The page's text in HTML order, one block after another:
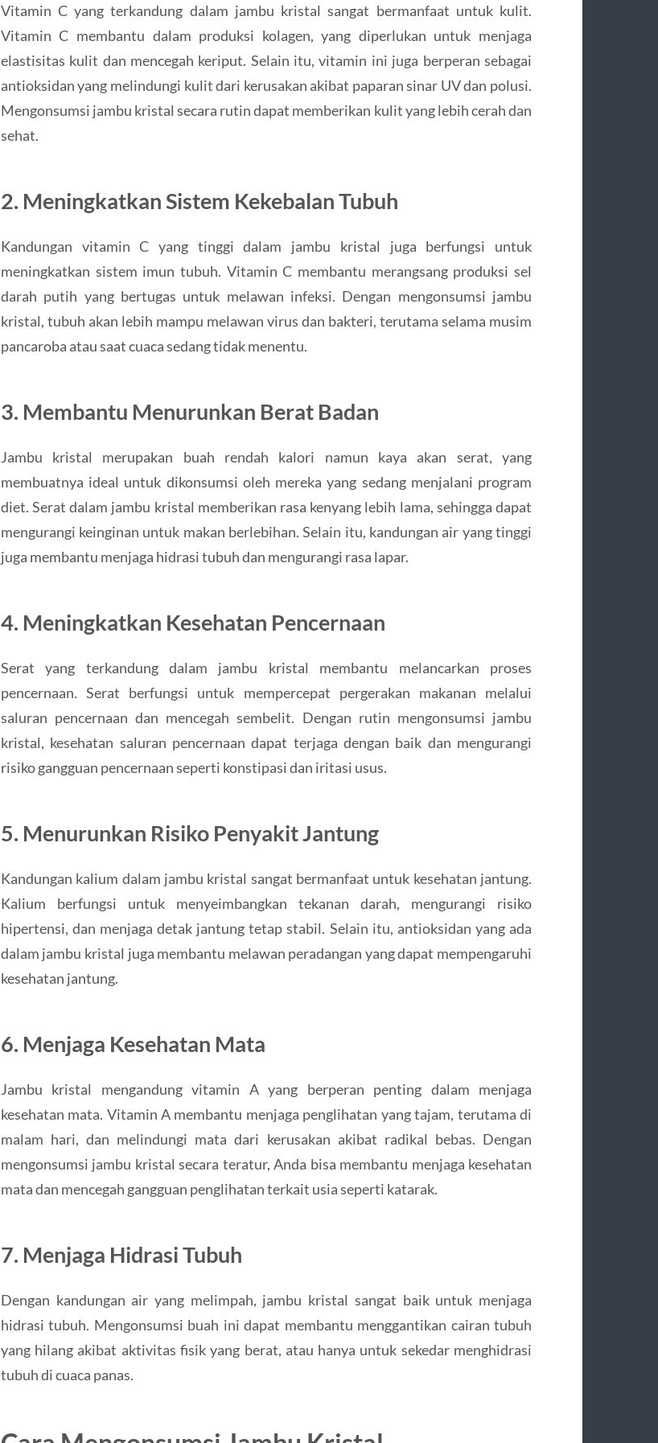
Vitamin C yang terkandung dalam jambu kristal sangat bermanfaat untuk kulit.
Vitamin C membantu dalam produksi kolagen, yang diperlukan untuk menjaga
elastisitas kulit dan mencegah keriput. Selain itu, vitamin ini juga berperan sebagai
antioksidan yang melindungi kulit dari kerusakan akibat paparan sinar UV dan polusi.
Mengonsumsi jambu kristal secara rutin dapat memberikan kulit yang lebih cerah dan
sehat.
2. Meningkatkan Sistem Kekebalan Tubuh
Kandungan vitamin C yang tinggi dalam jambu kristal juga berfungsi untuk
meningkatkan sistem imun tubuh. Vitamin C membantu merangsang produksi sel
darah putih yang bertugas untuk melawan infeksi. Dengan mengonsumsi jambu
kristal, tubuh akan lebih mampu melawan virus dan bakteri, terutama selama musim
pancaroba atau saat cuaca sedang tidak menentu.
3. Membantu Menurunkan Berat Badan
Jambu kristal merupakan buah rendah kalori namun kaya akan serat, yang
membuatnya ideal untuk dikonsumsi oleh mereka yang sedang menjalani program
diet. Serat dalam jambu kristal memberikan rasa kenyang lebih lama, sehingga dapat
mengurangi keinginan untuk makan berlebihan. Selain itu, kandungan air yang tinggi
juga membantu menjaga hidrasi tubuh dan mengurangi rasa lapar.
4. Meningkatkan Kesehatan Pencernaan
Serat yang terkandung dalam jambu kristal membantu melancarkan proses
pencernaan. Serat berfungsi untuk mempercepat pergerakan makanan melalui
saluran pencernaan dan mencegah sembelit. Dengan rutin mengonsumsi jambu
kristal, kesehatan saluran pencernaan dapat terjaga dengan baik dan mengurangi
risiko gangguan pencernaan seperti konstipasi dan iritasi usus.
5. Menurunkan Risiko Penyakit Jantung
Kandungan kalium dalam jambu kristal sangat bermanfaat untuk kesehatan jantung.
Kalium berfungsi untuk menyeimbangkan tekanan darah, mengurangi risiko
hipertensi, dan menjaga detak jantung tetap stabil. Selain itu, antioksidan yang ada
dalam jambu kristal juga membantu melawan peradangan yang dapat mempengaruhi
kesehatan jantung.
6. Menjaga Kesehatan Mata
Jambu kristal mengandung vitamin A yang berperan penting dalam menjaga
kesehatan mata. Vitamin A membantu menjaga penglihatan yang tajam, terutama di
malam hari, dan melindungi mata dari kerusakan akibat radikal bebas. Dengan
mengonsumsi jambu kristal secara teratur, Anda bisa membantu menjaga kesehatan
mata dan mencegah gangguan penglihatan terkait usia seperti katarak.
7. Menjaga Hidrasi Tubuh
Dengan kandungan air yang melimpah, jambu kristal sangat baik untuk menjaga
hidrasi tubuh. Mengonsumsi buah ini dapat membantu menggantikan cairan tubuh
yang hilang akibat aktivitas fisik yang berat, atau hanya untuk sekedar menghidrasi
tubuh di cuaca panas.